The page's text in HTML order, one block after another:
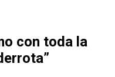
con toda la